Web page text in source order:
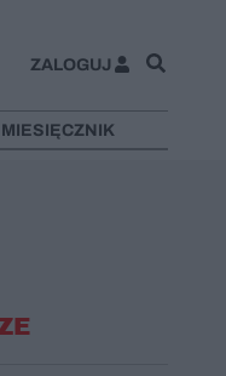
ZALOGUJ
MIESIĘCZNIK